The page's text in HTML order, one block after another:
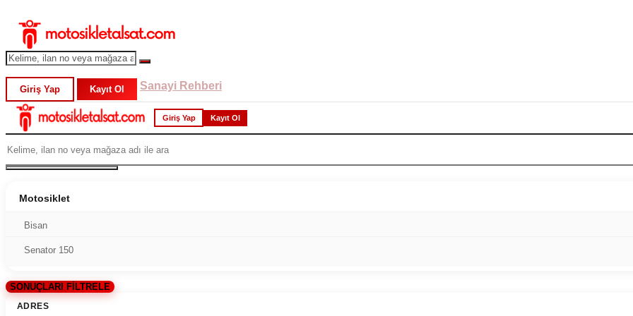
Giriş Yap Kayıt Ol Sanayi Rehberi
Giriş Yap Kayıt Ol
Motosiklet
Bisan
Senator 150
SONUÇLARI FİLTRELE
ADRES